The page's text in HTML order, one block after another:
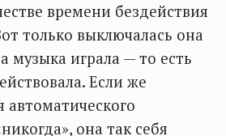
времени бездействия
только выключалась она
музыка играла — то есть
Если же
автоматического
она так себя